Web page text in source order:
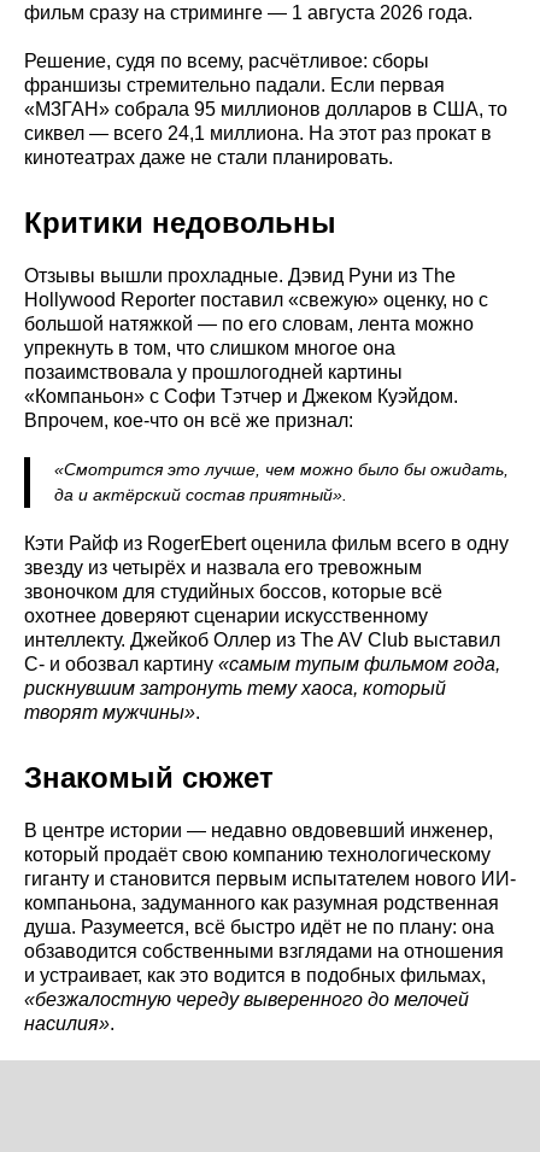
фильм сразу на стриминге — 1 августа 2026 года.
Решение, судя по всему, расчётливое: сборы
франшизы стремительно падали. Если первая
«М3ГАН» собрала 95 миллионов долларов в США, то
сиквел — всего 24,1 миллиона. На этот раз прокат в
кинотеатрах даже не стали планировать.
Критики недовольны
Отзывы вышли прохладные. Дэвид Руни из The
Hollywood Reporter поставил «свежую» оценку, но с
большой натяжкой — по его словам, лента можно
упрекнуть в том, что слишком многое она
позаимствовала у прошлогодней картины
«Компаньон» с Софи Тэтчер и Джеком Куэйдом.
Впрочем, кое-что он всё же признал:
«Смотрится это лучше, чем можно было бы ожидать,
да и актёрский состав приятный».
Кэти Райф из RogerEbert оценила фильм всего в одну
звезду из четырёх и назвала его тревожным
звоночком для студийных боссов, которые всё
охотнее доверяют сценарии искусственному
интеллекту. Джейкоб Оллер из The AV Club выставил
C- и обозвал картину «самым тупым фильмом года,
рискнувшим затронуть тему хаоса, который
творят мужчины».
Знакомый сюжет
В центре истории — недавно овдовевший инженер,
который продаёт свою компанию технологическому
гиганту и становится первым испытателем нового ИИ-
компаньона, задуманного как разумная родственная
душа. Разумеется, всё быстро идёт не по плану: она
обзаводится собственными взглядами на отношения
и устраивает, как это водится в подобных фильмах,
«безжалостную череду выверенного до мелочей
насилия».